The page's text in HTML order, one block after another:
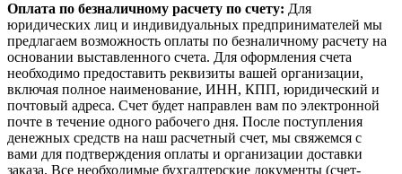
Оплата по безналичному расчету по счету: Для
юридических лиц и индивидуальных предпринимателей мы
предлагаем возможность оплаты по безналичному расчету на
основании выставленного счета. Для оформления счета
необходимо предоставить реквизиты вашей организации,
включая полное наименование, ИНН, КПП, юридический и
почтовый адреса. Счет будет направлен вам по электронной
почте в течение одного рабочего дня. После поступления
денежных средств на наш расчетный счет, мы свяжемся с
вами для подтверждения оплаты и организации доставки
заказа. Все необходимые бухгалтерские документы (счет-